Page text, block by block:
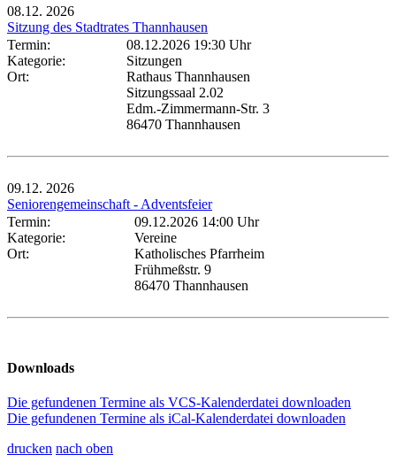
08.12. 2026
Sitzung des Stadtrates Thannhausen
Termin:
08.12.2026 19:30 Uhr
Kategorie:
Sitzungen
Ort:
Rathaus Thannhausen
Sitzungssaal 2.02
Edm.-Zimmermann-Str. 3
86470 Thannhausen
09.12. 2026
Seniorengemeinschaft - Adventsfeier
Termin:
09.12.2026 14:00 Uhr
Kategorie:
Vereine
Ort:
Katholisches Pfarrheim
Frühmeßstr. 9
86470 Thannhausen
Downloads
Die gefundenen Termine als VCS-Kalenderdatei downloaden
Die gefundenen Termine als iCal-Kalenderdatei downloaden
drucken nach oben